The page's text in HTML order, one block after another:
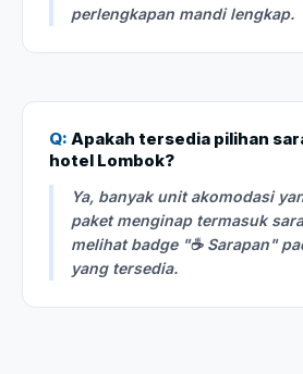
perlengkapan mandi lengkap.
Q: Apakah tersedia pilihan
hotel Lombok?
Ya, banyak unit akomodasi
paket menginap termasuk
melihat badge "☕ Sarapan"
yang tersedia.